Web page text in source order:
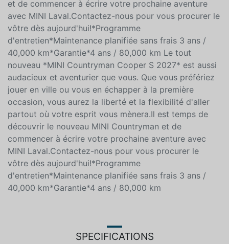
est temps de découvrir le nouveau MINI Countryman
et de commencer à écrire votre prochaine aventure
avec MINI Laval.Contactez-nous pour vous procurer le
vôtre dès aujourd'hui!*Programme
d'entretien*Maintenance planifiée sans frais 3 ans /
40,000 km*Garantie*4 ans / 80,000 km Le tout
nouveau *MINI Countryman Cooper S 2027* est aussi
audacieux et aventurier que vous. Que vous préfériez
jouer en ville ou vous en échapper à la première
occasion, vous aurez la liberté et la flexibilité d'aller
partout où votre esprit vous mènera.Il est temps de
découvrir le nouveau MINI Countryman et de
commencer à écrire votre prochaine aventure avec
MINI Laval.Contactez-nous pour vous procurer le
vôtre dès aujourd'hui!*Programme
d'entretien*Maintenance planifiée sans frais 3 ans /